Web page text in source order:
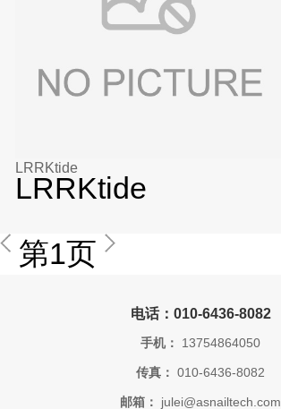
LRRKtide
LRRKtide
第1页
电话：010-6436-8082
手机： 13754864050
传真： 010-6436-8082
邮箱： julei@asnailtech.com